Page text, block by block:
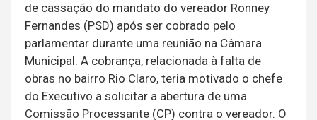
de cassação do mandato do vereador Ronney
Fernandes (PSD) após ser cobrado pelo
parlamentar durante uma reunião na Câmara
Municipal. A cobrança, relacionada à falta de
obras no bairro Rio Claro, teria motivado o chefe
do Executivo a solicitar a abertura de uma
Comissão Processante (CP) contra o vereador. O